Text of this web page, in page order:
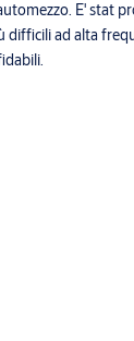
E' stat
difficili ad alta